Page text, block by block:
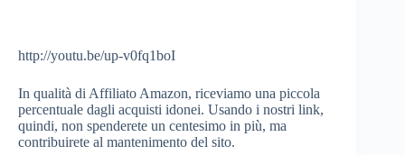
http://youtu.be/up-v0fq1boI
In qualità di Affiliato Amazon, riceviamo una piccola
percentuale dagli acquisti idonei. Usando i nostri link,
quindi, non spenderete un centesimo in più, ma
contribuirete al mantenimento del sito.